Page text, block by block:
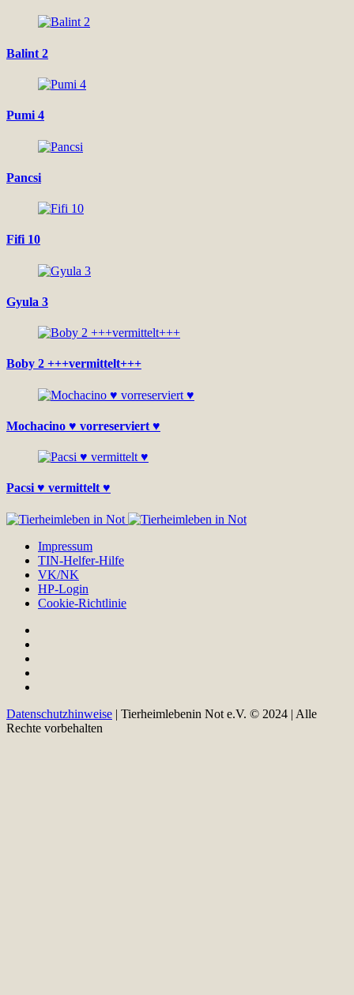
Balint 2
Pumi 4
Pancsi
Fifi 10
Gyula 3
Boby 2 +++vermittelt+++
Mochacino ♥ vorreserviert ♥
Pacsi ♥ vermittelt ♥
Impressum
TIN-Helfer-Hilfe
VK/NK
HP-Login
Cookie-Richtlinie
Datenschutzhinweise | Tierheimlebenin Not e.V. © 2024 | Alle
Rechte vorbehalten